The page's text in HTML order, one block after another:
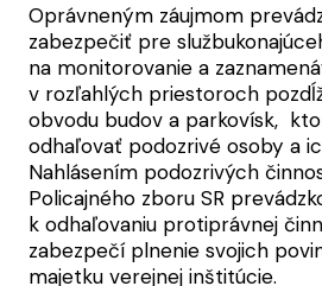
Oprávneným záujmom
zabezpečiť pre
na monitorovanie a
v rozľahlých priestoroch
obvodu budov a parkovísk,
odhaľovať podozrivé osoby a
Nahlásením podozrivých
Policajného zboru SR
k odhaľovaniu protiprávnej
zabezpečí plnenie svojich
majetku verejnej inštitúcie.